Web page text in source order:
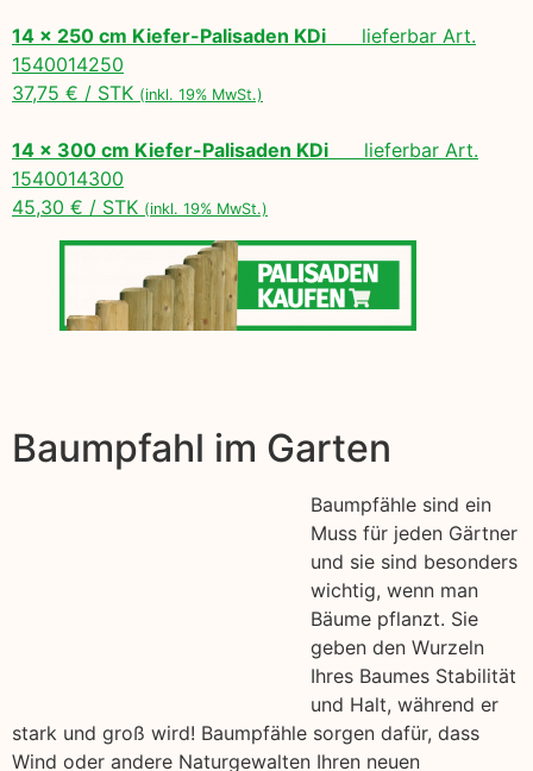
14 x 250 cm Kiefer-Palisaden KDi lieferbar Art.
1540014250
37,75 € / STK (inkl. 19% MwSt.)
14 x 300 cm Kiefer-Palisaden KDi lieferbar Art.
1540014300
45,30 € / STK (inkl. 19% MwSt.)
Baumpfahl im Garten
Baumpfähle sind ein
Muss für jeden Gärtner
und sie sind besonders
wichtig, wenn man
Bäume pflanzt. Sie
geben den Wurzeln
Ihres Baumes Stabilität
und Halt, während er
stark und groß wird! Baumpfähle sorgen dafür, dass
Wind oder andere Naturgewalten Ihren neuen